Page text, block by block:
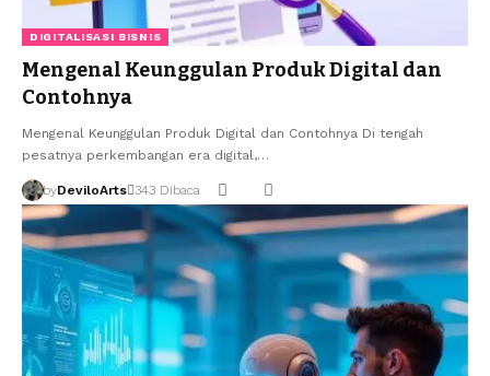
DIGITALISASI BISNIS
Mengenal Keunggulan Produk Digital dan
Contohnya
Mengenal Keunggulan Produk Digital dan Contohnya Di tengah
pesatnya perkembangan era digital,…
byDeviloArts 343 Dibaca